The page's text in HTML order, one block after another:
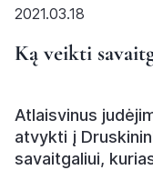
2021.03.18
Ką veikti
Atlaisvinus
atvykti į
savaitgaliui,